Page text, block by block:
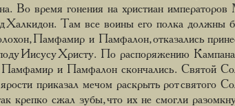
Во время гонения на христиан
Халкидон. Там все воины его полка должны
Памфамир и Памфалон, отказались
Иисусу Христу. По распоряжению
и Памфалон скончались. Святой
приказал мечом раскрыть рот святого
крепко сжал зубы, что их не смогли